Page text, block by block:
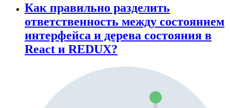
Как правильно разделить
ответственность между состоянием
интерфейса и дерева состояния в
React и REDUX?